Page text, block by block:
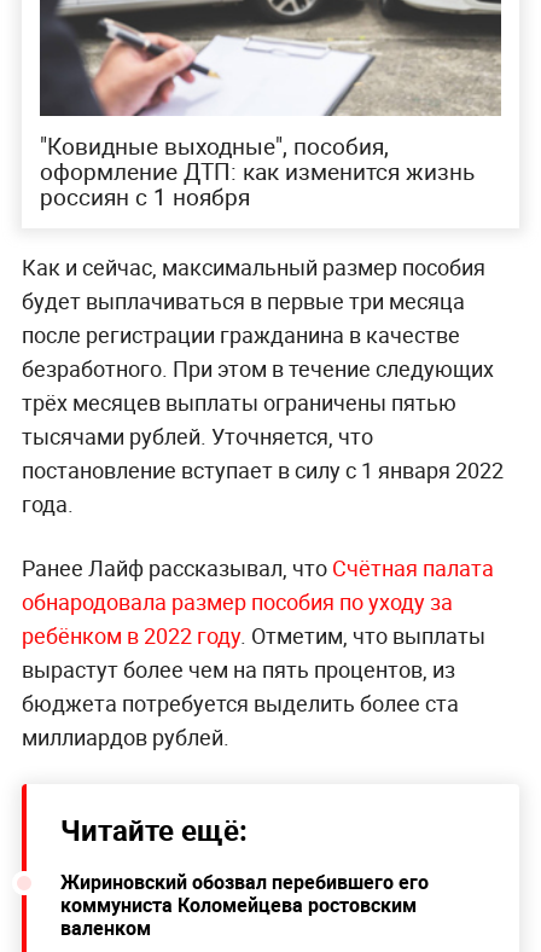
"Ковидные выходные", пособия,
оформление ДТП: как изменится жизнь
россиян с 1 ноября
Как и сейчас, максимальный размер пособия
будет выплачиваться в первые три месяца
после регистрации гражданина в качестве
безработного. При этом в течение следующих
трёх месяцев выплаты ограничены пятью
тысячами рублей. Уточняется, что
постановление вступает в силу с 1 января 2022
года.
Ранее Лайф рассказывал, что Счётная палата
обнародовала размер пособия по уходу за
ребёнком в 2022 году. Отметим, что выплаты
вырастут более чем на пять процентов, из
бюджета потребуется выделить более ста
миллиардов рублей.
Читайте ещё:
Жириновский обозвал перебившего его
коммуниста Коломейцева ростовским
валенком